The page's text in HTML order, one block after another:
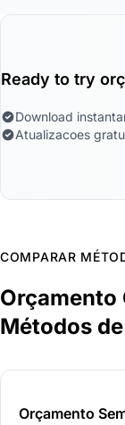
Ready to try
Download
Atualizacoes
COMPARAR
Orçamento
Métodos
Orçamento